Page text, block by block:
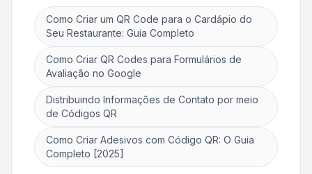
Como Criar um QR Code para o Cardápio do
Seu Restaurante: Guia Completo
Como Criar QR Codes para Formulários de
Avaliação no Google
Distribuindo Informações de Contato por meio
de Códigos QR
Como Criar Adesivos com Código QR: O Guia
Completo [2025]